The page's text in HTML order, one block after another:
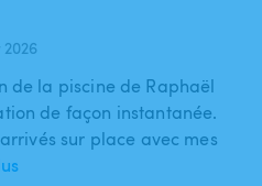
de la piscine de Raphaël
de façon instantanée.
sur place avec mes